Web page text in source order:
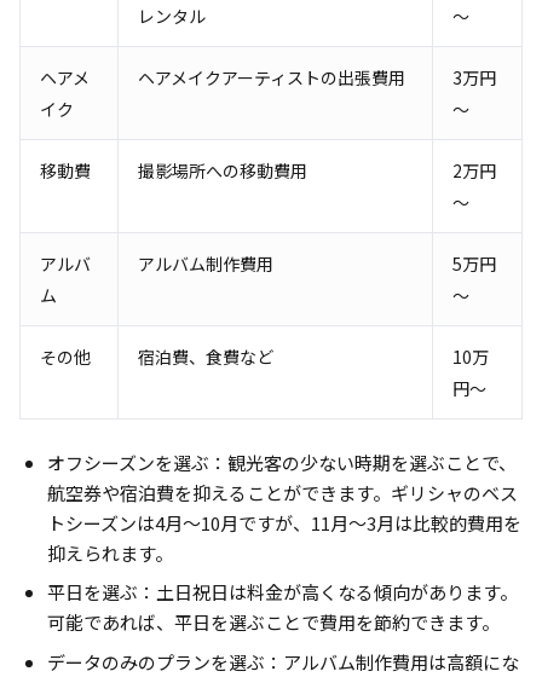
レンタル ～
ヘアメ
イク
ヘアメイクアーティストの出張費用
3万円
～
移動費 撮影場所への移動費用
2万円
～
アルバ
ム
アルバム制作費用
5万円
～
その他 宿泊費、食費など
10万
円～
オフシーズンを選ぶ：観光客の少ない時期を選ぶことで、
航空券や宿泊費を抑えることができます。ギリシャのベス
トシーズンは4月～10月ですが、11月～3月は比較的費用を
抑えられます。
平日を選ぶ：土日祝日は料金が高くなる傾向があります。
可能であれば、平日を選ぶことで費用を節約できます。
データのみのプランを選ぶ：アルバム制作費用は高額にな